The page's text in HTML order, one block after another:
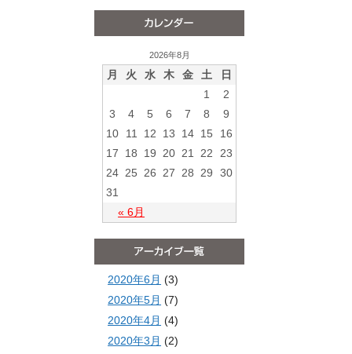
2026年8月
月 火 水 木 金 土 日
« 6月
1
2
3
4 5 6 7 8
9
10
11 12 13 14 15
16
17
18 19 20 21 22
23
24 25 26 27 28 29
30
31
2020年6月 (3)
2020年5月 (7)
2020年4月 (4)
2020年3月 (2)